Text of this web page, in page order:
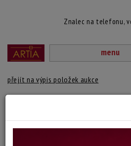
Znalec na telefonu,
menu
přejít na výpis položek aukce
VÝSTUP KOUŘOVOU
Autor:Vladimír Procházka